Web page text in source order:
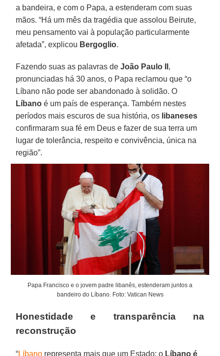
a bandeira, e com o Papa, a estenderam com suas
mãos. “Há um mês da tragédia que assolou Beirute,
meu pensamento vai à população particularmente
afetada”, explicou Bergoglio.
Fazendo suas as palavras deJoão Paulo II ,
pronunciadas há 30 anos, o Papa reclamou que “o
Líbano não pode ser abandonado à solidão. O
Líbano é um país de esperança. Também nestes
períodos mais escuros de sua história, os libaneses
confirmaram sua fé em Deus e fazer de sua terra um
lugar de tolerância, respeito e convivência, única na
região”.
Papa Francisco e o jovem padre libanês, estenderam juntos a
bandeiro do Líbano. Foto: Vatican News
Honestidade e transparência na
reconstrução
“Líbano representa mais que um Estado: o Líbano é